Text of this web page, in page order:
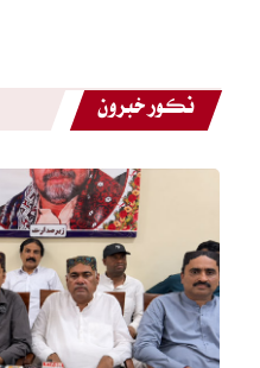
نڪور خبرون